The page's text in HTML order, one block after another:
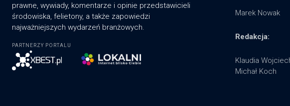
prawne, wywiady, komentarze i opinie przedstawicieli
środowiska, felietony, a także zapowiedzi
najważniejszych wydarzeń branżowych.
PARTNERZY PORTALU
Marek Nowak
Redakcja:
Klaudia
Michał Koch